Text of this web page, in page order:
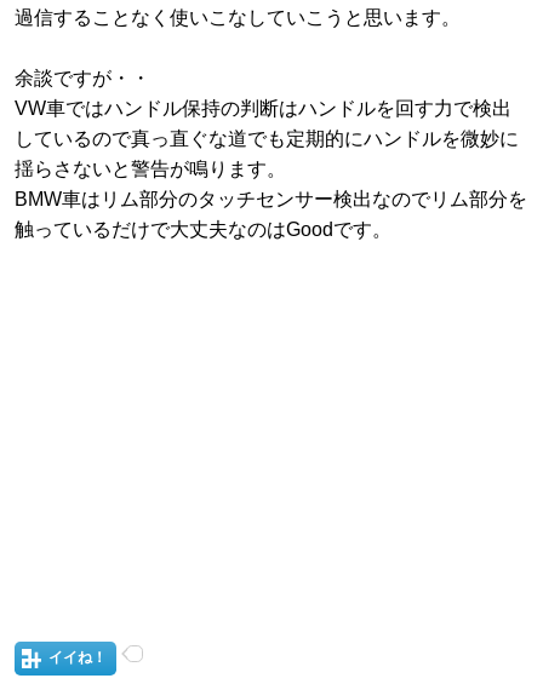
過信することなく使いこなしていこうと思います。
余談ですが・・
VW車ではハンドル保持の判断はハンドルを回す力で検出
しているので真っ直ぐな道でも定期的にハンドルを微妙に
揺らさないと警告が鳴ります。
BMW車はリム部分のタッチセンサー検出なのでリム部分を
触っているだけで大丈夫なのはGoodです。
イイね！